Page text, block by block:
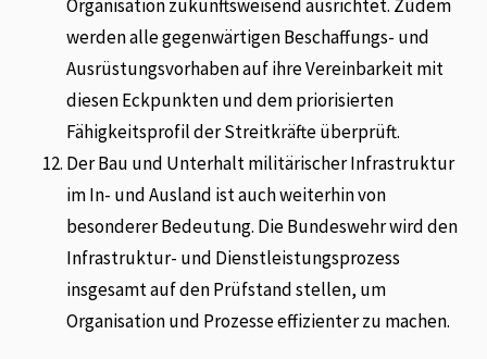
Organisation zukunftsweisend ausrichtet. Zudem
werden alle gegenwärtigen Beschaffungs- und
Ausrüstungsvorhaben auf ihre Vereinbarkeit mit
diesen Eckpunkten und dem priorisierten
Fähigkeitsprofil der Streitkräfte überprüft.
Der Bau und Unterhalt militärischer Infrastruktur
im In- und Ausland ist auch weiterhin von
besonderer Bedeutung. Die Bundeswehr wird den
Infrastruktur- und Dienstleistungsprozess
insgesamt auf den Prüfstand stellen, um
Organisation und Prozesse effizienter zu machen.